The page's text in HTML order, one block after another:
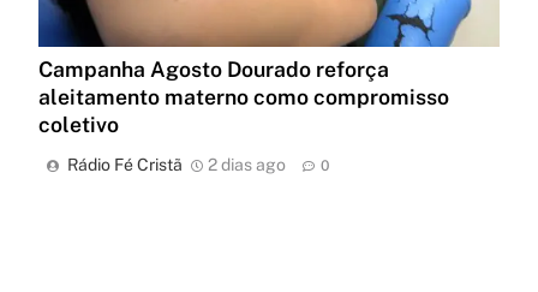
Campanha Agosto Dourado reforça
aleitamento materno como compromisso
coletivo
Rádio Fé Cristã 2 dias ago 0